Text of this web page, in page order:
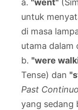
a. "went"
untuk
di masa
utama dalam
b. "were
Tense) dan
Past
yang sedang